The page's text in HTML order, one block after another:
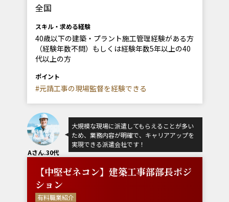
全国
スキル・求める経験
40歳以下の建築・プラント施工管理経験がある方
（経験年数不問）もしくは経験年数5年以上の40
代以上の方
ポイント
#元請工事の現場監督を経験できる
Aさん.30代
大規模な現場に派遣してもらえることが多い
ため、業務内容が明確で、キャリアアップを
実現できる派遣会社です！
【中堅ゼネコン】建築工事部部長ポジ
ション
有料職業紹介